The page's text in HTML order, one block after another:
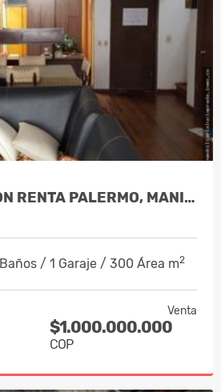
VENTA CASA CON RENTA PALERMO, MANIZA…
/ 1 Garaje / 300 Área m2
Venta
$1.000.000.000
COP